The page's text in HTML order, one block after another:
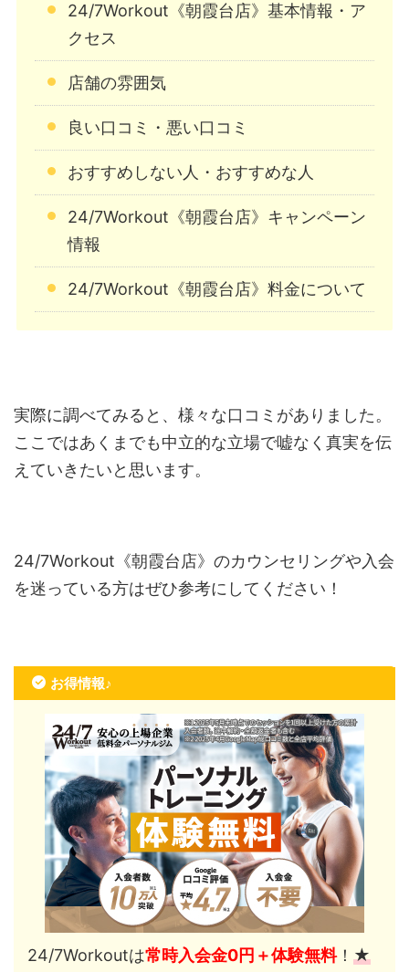
24/7Workout《朝霞台店》基本情報・ア
クセス
店舗の雰囲気
良い口コミ・悪い口コミ
おすすめしない人・おすすめな人
24/7Workout《朝霞台店》キャンペーン
情報
24/7Workout《朝霞台店》料金について
実際に調べてみると、様々な口コミがありました。
ここではあくまでも中立的な立場で嘘なく真実を伝
えていきたいと思います。
24/7Workout《朝霞台店》のカウンセリングや入会
を迷っている方はぜひ参考にしてください！
お得情報♪
24/7Workoutは常時入会金0円＋体験無料！ ★